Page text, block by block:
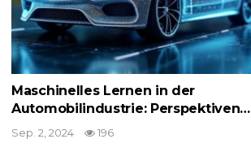
Maschinelles Lernen in der
Automobilindustrie: Perspektiven…
Sep. 2, 2024 196